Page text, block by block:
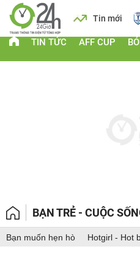
Lịch Tin mới
TIN TỨC AFF CUP
BẠN TRẺ - CUỘC
Bạn muốn hẹn hò Hotgirl - Hot